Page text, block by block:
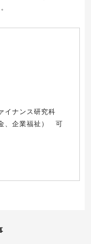
イナンス研究科
、企業福祉） 可